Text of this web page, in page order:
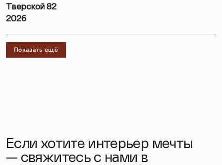
Тверской 82
2026
Показать ещё
Если хотите интерьер мечты
— свяжитесь с нами в